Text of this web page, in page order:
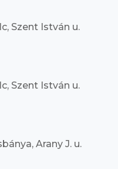
Szent István u.
Szent István u.
Arany J. u.